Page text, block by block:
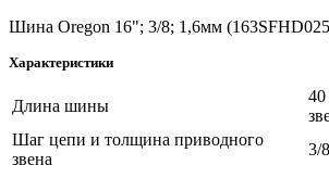
Шина Oregon 16"; 3/8; 1,6мм
Характеристики
Длина шины
Шаг цепи и толщина приводного
звена
3/